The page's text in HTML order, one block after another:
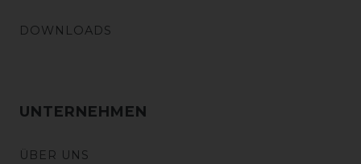
DOWNLOADS
UNTERNEHMEN
ÜBER UNS